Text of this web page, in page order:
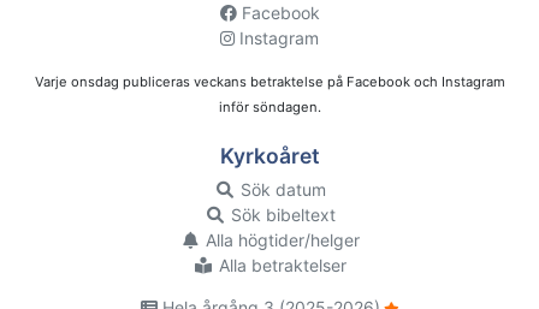
Facebook
Instagram
Varje onsdag publiceras veckans betraktelse på Facebook och Instagram
inför söndagen.
Kyrkoåret
Sök datum
Sök bibeltext
Alla högtider/helger
Alla betraktelser